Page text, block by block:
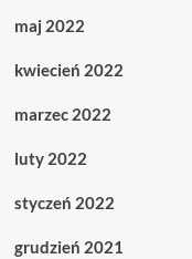
maj 2022
kwiecień 2022
marzec 2022
luty 2022
styczeń 2022
grudzień 2021